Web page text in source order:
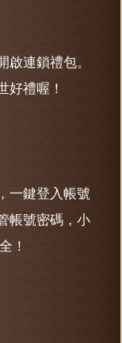
連鎖禮包。
好禮喔！
一鍵登入帳號
帳號密碼，小
！